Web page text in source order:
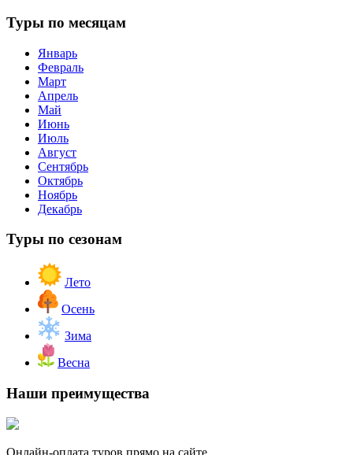
Туры по месяцам
Январь
Февраль
Март
Апрель
Май
Июнь
Июль
Август
Сентябрь
Октябрь
Ноябрь
Декабрь
Туры по сезонам
Лето
Осень
Зима
Весна
Наши преимущества
Онлайн-оплата туров прямо на сайте